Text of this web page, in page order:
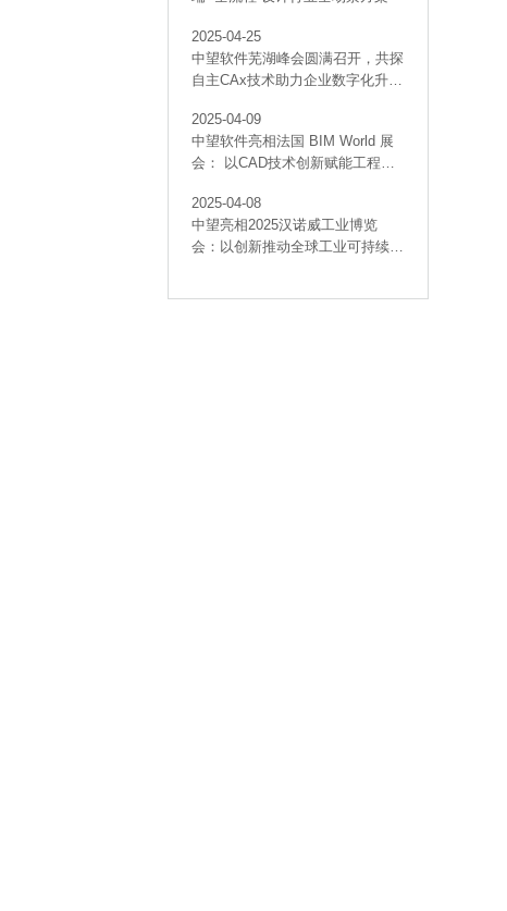
2025-04-25
中望软件芜湖峰会圆满召开，共探
自主CAx技术助力企业数字化升级
2025-04-09
中望软件亮相法国 BIM World 展
会： 以CAD技术创新赋能工程建
2025-04-08
中望亮相2025汉诺威工业博览
会：以创新推动全球工业可持续发